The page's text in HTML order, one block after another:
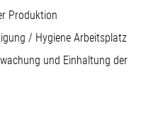
Produktion
/ Hygiene Arbeitsplatz
und Einhaltung der